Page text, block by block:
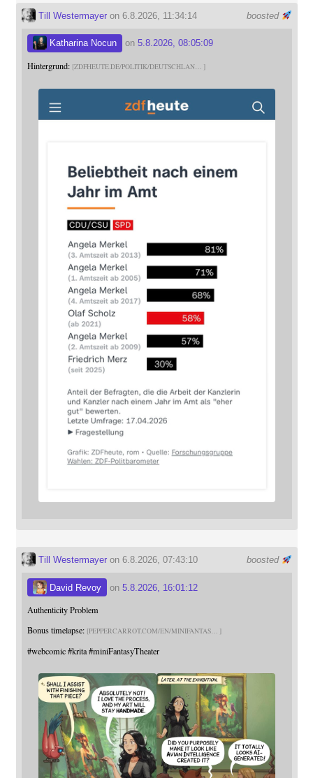
boosted
Till Westermayeron 6.8.2026, 11:34:14
Katharina Nocun on 5.8.2026, 08:05:09
Hintergrund: ZDFHEUTE.DE/POLITIK/DEUTSCHLAN
boosted
Till Westermayeron 6.8.2026, 07:43:10
David Revoy on 5.8.2026, 16:01:12
Authenticity Problem
Bonus timelapse: PEPPERCARROT.COM/EN/MINIFANTAS
#webcomic #krita #miniFantasyTheater